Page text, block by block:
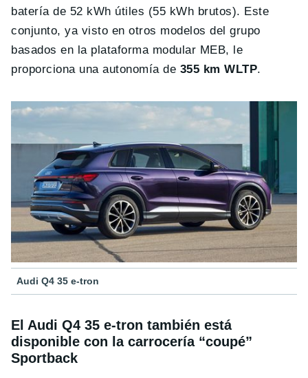
batería de 52 kWh útiles (55 kWh brutos). Este
conjunto, ya visto en otros modelos del grupo
basados en la plataforma modular MEB, le
proporciona una autonomía de 355 km WLTP.
Audi Q4 35 e-tron
El Audi Q4 35 e-tron también está
disponible con la carrocería “coupé”
Sportback